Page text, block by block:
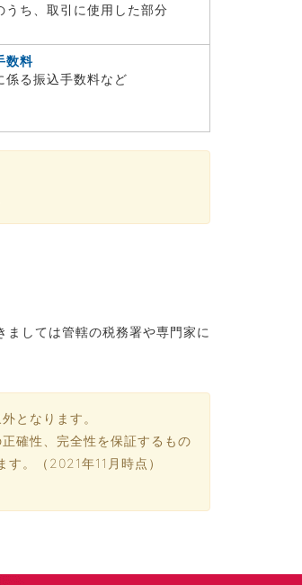
うち、取引に使用した部分
数料
係る振込手数料など
しては管轄の税務署や専門家に
となります。
確性、完全性を保証するもの
。（2021年11月時点）